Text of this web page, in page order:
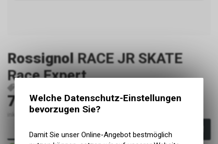
Rossignol RACE JR SKATE
Race Expert
75.00CHF
inkl. MwSt., zzgl. Versandkosten
Welche Datenschutz-Einstellungen
bevorzugen Sie?
Damit Sie unser Online-Angebot bestmöglich